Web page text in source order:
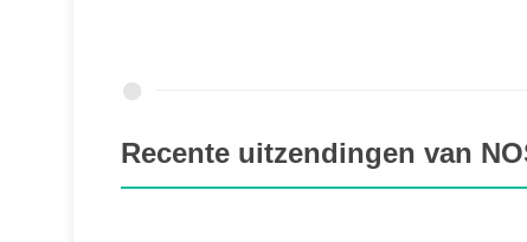
Recente uitzendingen van